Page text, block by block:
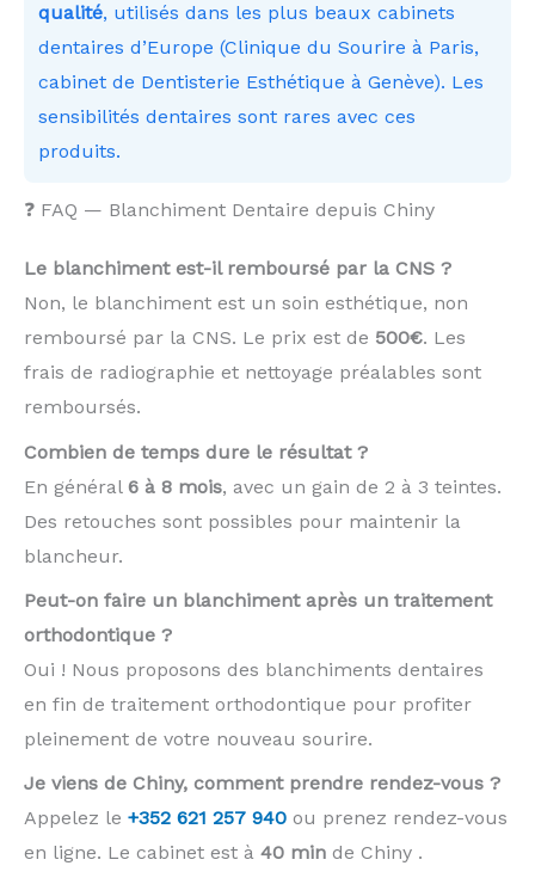
qualité, utilisés dans les plus beaux cabinets
dentaires d’Europe (Clinique du Sourire à Paris,
cabinet de Dentisterie Esthétique à Genève). Les
sensibilités dentaires sont rares avec ces
produits.
❓ FAQ — Blanchiment Dentaire depuis Chiny
Le blanchiment est-il remboursé par la CNS ?
Non, le blanchiment est un soin esthétique, non
remboursé par la CNS. Le prix est de 500€. Les
frais de radiographie et nettoyage préalables sont
remboursés.
Combien de temps dure le résultat ?
En général 6 à 8 mois, avec un gain de 2 à 3 teintes.
Des retouches sont possibles pour maintenir la
blancheur.
Peut-on faire un blanchiment après un traitement
orthodontique ?
Oui ! Nous proposons des blanchiments dentaires
en fin de traitement orthodontique pour profiter
pleinement de votre nouveau sourire.
Je viens de Chiny, comment prendre rendez-vous ?
Appelez le +352 621 257 940 ou prenez rendez-vous
en ligne. Le cabinet est à 40 min de Chiny .